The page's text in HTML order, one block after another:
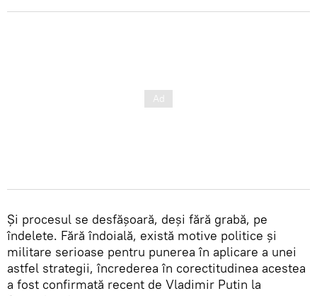
Și procesul se desfășoară, deși fără grabă, pe
îndelete. Fără îndoială, există motive politice și
militare serioase pentru punerea în aplicare a unei
astfel strategii, încrederea în corectitudinea acestea
a fost confirmată recent de Vladimir Putin la